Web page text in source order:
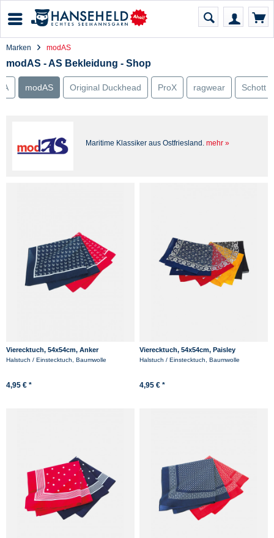
Marken modAS
modAS - AS Bekleidung - Shop
modAS Original Duckhead ProX ragwear Schott
Maritime Klassiker aus Ostfriesland. mehr »
Vierecktuch, 54x54cm, Anker
Halstuch / Einstecktuch, Baumwolle
4,95 € *
Vierecktuch, 54x54cm, Paisley
Halstuch / Einstecktuch, Baumwolle
4,95 € *